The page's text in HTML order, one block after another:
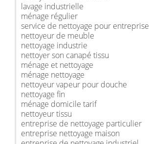
lavage industrielle
ménage régulier
service de nettoyage pour entreprise
nettoyeur de meuble
nettoyage industrie
nettoyer son canapé tissu
ménage et nettoyage
ménage nettoyage
nettoyeur vapeur pour douche
nettoyage fin
ménage domicile tarif
nettoyeur tissu
entreprise de nettoyage particulier
entreprise nettoyage maison